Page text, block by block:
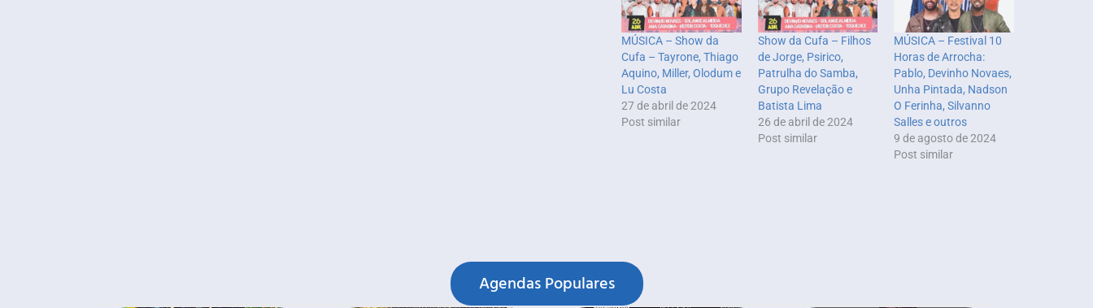
MÚSICA – Show da
Cufa – Tayrone, Thiago
Aquino, Miller, Olodum e
Lu Costa
27 de abril de 2024
Post similar
Show da Cufa – Filhos
de Jorge, Psirico,
Patrulha do Samba,
Grupo Revelação e
Batista Lima
26 de abril de 2024
Post similar
MÚSICA – Festival 10
Horas de Arrocha:
Pablo, Devinho Novaes,
Unha Pintada, Nadson
O Ferinha, Silvanno
Salles e outros
9 de agosto de 2024
Post similar
Agendas Populares